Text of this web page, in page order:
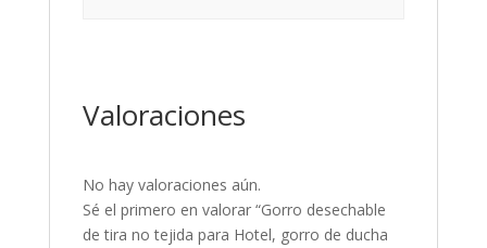
Valoraciones
No hay valoraciones aún.
Sé el primero en valorar “Gorro desechable
de tira no tejida para Hotel, gorro de ducha